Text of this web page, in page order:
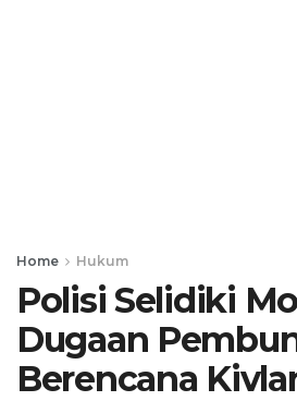
Home Hukum
Polisi Selidiki
Dugaan
Berencana